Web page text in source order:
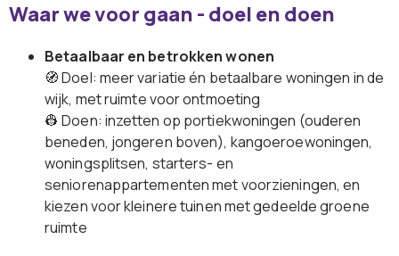
Waar we voor gaan - doel en doen
Betaalbaar en betrokken wonen
🧭 Doel: meer variatie én betaalbare woningen in de
wijk, met ruimte voor ontmoeting
👷 Doen: inzetten op portiekwoningen (ouderen
beneden, jongeren boven), kangoeroewoningen,
woningsplitsen, starters- en
seniorenappartementen met voorzieningen, en
kiezen voor kleinere tuinen met gedeelde groene
ruimte